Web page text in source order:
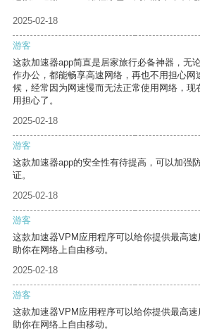
2025-02-18
游客
这款加速器app简直是居家旅行必备神器，无
作办公，都能畅享高速网络，再也不用担心网
候，经常因为网速慢而无法正常使用网络，现
用担心了。
2025-02-18
游客
这款加速器app的安全性有待提高，可以加强
证。
2025-02-18
游客
这款加速器VPM应用程序可以给你提供最高
助你在网络上自由移动。
2025-02-18
游客
这款加速器VPM应用程序可以给你提供最高
助你在网络上自由移动。